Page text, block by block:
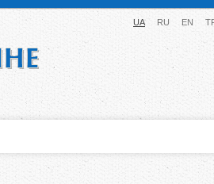
Jump to
UA RU EN